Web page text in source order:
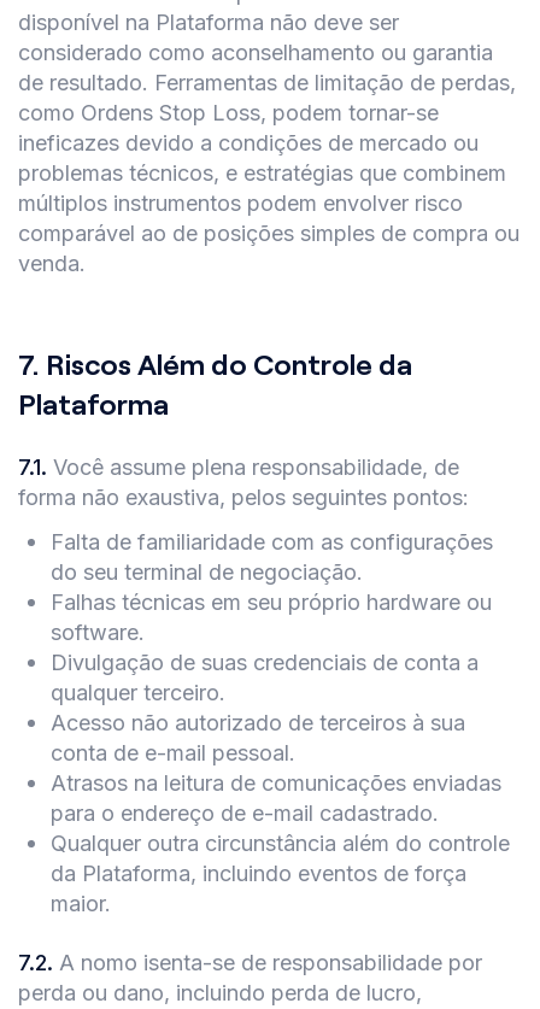
disponível na Plataforma não deve ser
considerado como aconselhamento ou garantia
de resultado. Ferramentas de limitação de perdas,
como Ordens Stop Loss, podem tornar-se
ineficazes devido a condições de mercado ou
problemas técnicos, e estratégias que combinem
múltiplos instrumentos podem envolver risco
comparável ao de posições simples de compra ou
venda.
7. Riscos Além do Controle da
Plataforma
7.1. Você assume plena responsabilidade, de
forma não exaustiva, pelos seguintes pontos:
Falta de familiaridade com as configurações
do seu terminal de negociação.
Falhas técnicas em seu próprio hardware ou
software.
Divulgação de suas credenciais de conta a
qualquer terceiro.
Acesso não autorizado de terceiros à sua
conta de e-mail pessoal.
Atrasos na leitura de comunicações enviadas
para o endereço de e-mail cadastrado.
Qualquer outra circunstância além do controle
da Plataforma, incluindo eventos de força
maior.
7.2. A nomo isenta-se de responsabilidade por
perda ou dano, incluindo perda de lucro,